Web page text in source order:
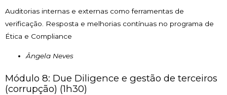
Auditorias internas e externas como ferramentas de
verificação. Resposta e melhorias contínuas no programa de
Ética e Compliance
Ângela Neves
Módulo 8: Due Diligence e gestão de terceiros
(corrupção) (1h30)